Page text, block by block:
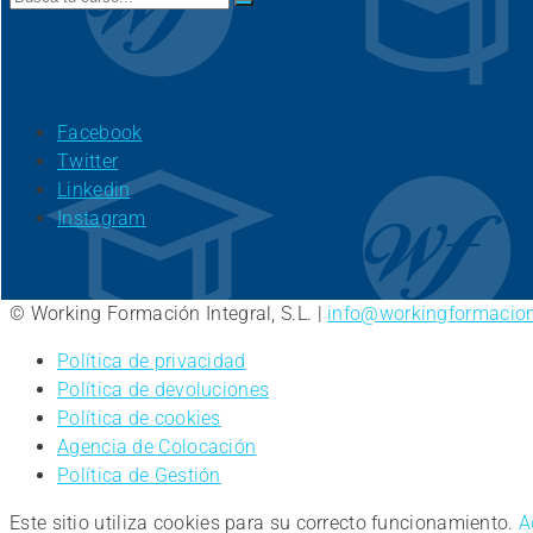
Facebook
Twitter
Linkedin
Instagram
© Working Formación Integral, S.L. |
Política de privacidad
Política de devoluciones
Política de cookies
Agencia de Colocación
Política de Gestión
Este sitio utiliza cookies para su correcto funcionamiento.